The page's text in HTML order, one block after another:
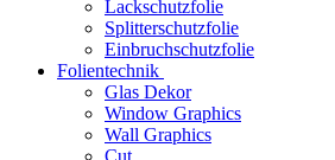
Lackschutzfolie
Splitterschutzfolie
Einbruchschutzfolie
Folientechnik
Glas Dekor
Window Graphics
Wall Graphics
Cut